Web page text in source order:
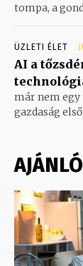
tompa, a
ÜZLETI ÉLET
AI a
már nem
gazdaság
AJÁNLÓ